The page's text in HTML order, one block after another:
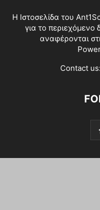
Η Ιστοσελίδα του
για το
αναφέρονται
Contact us: